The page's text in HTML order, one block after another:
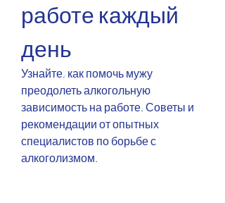
работе каждый
день
Узнайте, как помочь мужу
преодолеть алкогольную
зависимость на работе. Советы и
рекомендации от опытных
специалистов по борьбе с
алкоголизмом.